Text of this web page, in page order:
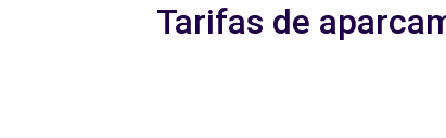
Tarifas de